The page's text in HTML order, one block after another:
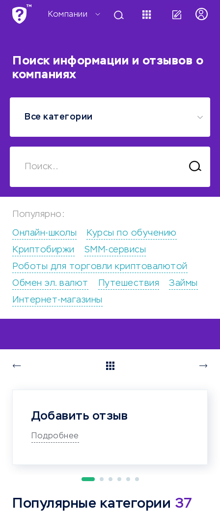
Компании
Поиск информации и отзывов о
компаниях
Поиск..
Все категории
Популярно:
Онлайн-школы
Курсы по обучению
Криптобиржи
SMM-сервисы
Роботы для торговли криптовалютой
Обмен эл. валют
Путешествия
Займы
Интернет-магазины
Добавить отзыв
Подробнее
Популярные категории 37